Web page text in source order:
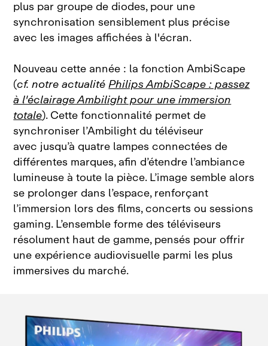
plus par groupe de diodes, pour une
synchronisation sensiblement plus précise
avec les images affichées à l'écran.
Nouveau cette année : la fonction AmbiScape
(cf. notre actualitéPhilips AmbiScape : passez
à l'éclairage Ambilight pour une immersion
totale). Cette fonctionnalité permet de
synchroniser l’Ambilight du téléviseur
avec jusqu’à quatre lampes connectées de
différentes marques, afin d’étendre l’ambiance
lumineuse à toute la pièce. L’image semble alors
se prolonger dans l’espace, renforçant
l’immersion lors des films, concerts ou sessions
gaming. L’ensemble forme des téléviseurs
résolument haut de gamme, pensés pour offrir
une expérience audiovisuelle parmi les plus
immersives du marché.